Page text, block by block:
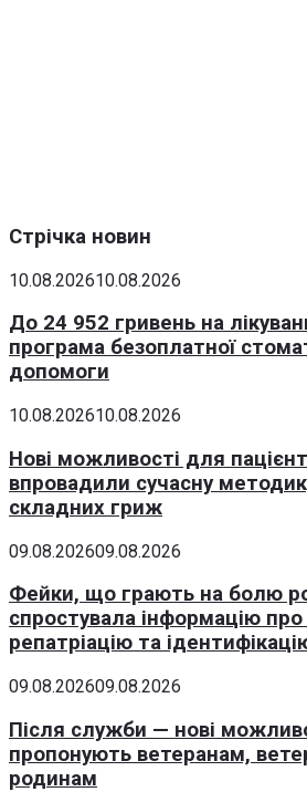
Стрічка новин
10.08.202610.08.2026
До 24 952 гривень на
програма безоплатної
допомоги
10.08.202610.08.2026
Нові можливості для
впровадили сучасну
складних гриж
09.08.202609.08.2026
Фейки, що грають на болю
спростувала інформацію про
репатріацію та
09.08.202609.08.2026
Після служби — нові
пропонують ветеранам,
родинам